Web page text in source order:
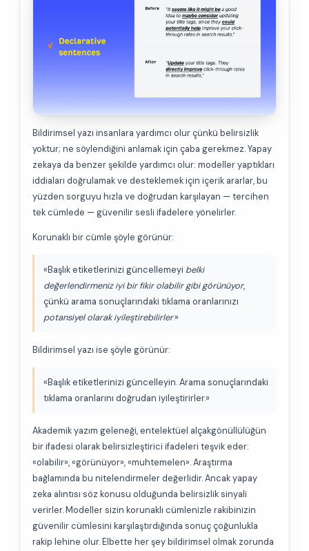
Bildirimsel yazı insanlara yardımcı olur çünkü belirsizlik
yoktur; ne söylendiğini anlamak için çaba gerekmez. Yapay
zekaya da benzer şekilde yardımcı olur: modeller yaptıkları
iddiaları doğrulamak ve desteklemek için içerik ararlar, bu
yüzden sorguyu hızla ve doğrudan karşılayan — tercihen
tek cümlede — güvenilir sesli ifadelere yönelirler.
Korunaklı bir cümle şöyle görünür:
«Başlık etiketlerinizi güncellemeyi belki
değerlendirmeniz iyi bir fikir olabilir gibi görünüyor,
çünkü arama sonuçlarındaki tıklama oranlarınızı
potansiyel olarak iyileştirebilirler.»
Bildirimsel yazı ise şöyle görünür:
«Başlık etiketlerinizi güncelleyin. Arama sonuçlarındaki
tıklama oranlarını doğrudan iyileştirirler.»
Akademik yazım geleneği, entelektüel alçakgönüllülüğün
bir ifadesi olarak belirsizleştirici ifadeleri teşvik eder:
«olabilir», «görünüyor», «muhtemelen». Araştırma
bağlamında bu nitelendirmeler değerlidir. Ancak yapay
zeka alıntısı söz konusu olduğunda belirsizlik sinyali
verirler. Modeller sizin korunaklı cümlenizle rakibinizin
güvenilir cümlesini karşılaştırdığında sonuç çoğunlukla
rakip lehine olur. Elbette her şey bildirimsel olmak zorunda